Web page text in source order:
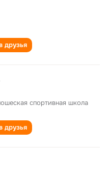
друзья
спортивная школа
друзья